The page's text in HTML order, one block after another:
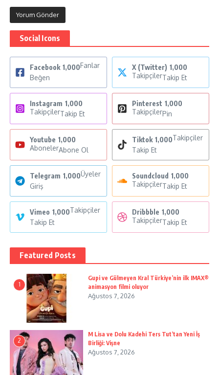
Social Icons
Facebook 1,000Fanlar
Beğen
X (Twitter) 1,000
TakipçilerTakip Et
Instagram 1,000
TakipçilerTakip Et
Pinterest 1,000
TakipçilerPin
Youtube 1,000
AbonelerAbone Ol
Tiktok 1,000Takipçiler
Takip Et
Telegram 1,000Üyeler
Giriş
Soundcloud 1,000
TakipçilerTakip Et
Vimeo 1,000Takipçiler
Takip Et
Dribbble 1,000
TakipçilerTakip Et
Featured Posts
1
Gupi ve Gülmeyen Kral Türkiye’nin ilk IMAX®
animasyon filmi oluyor
Ağustos 7, 2026
2
M Lisa ve Dolu Kadehi Ters Tut’tan Yeni İş
Birliği: Vişne
Ağustos 7, 2026